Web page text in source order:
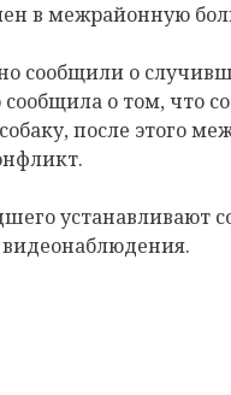
в межрайонную
сообщили о
о том, что
после этого
устанавливают